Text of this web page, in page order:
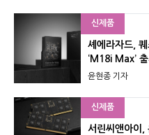
신제품
셰에라자드,
‘M18i Max’ 출
윤현종 기자
신제품
서린씨앤아이,